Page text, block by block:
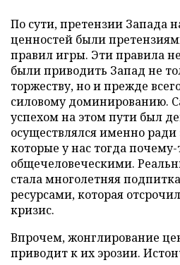
По сути, претензии Запада
ценностей были
правил игры. Эти правила
были приводить Запад не
торжеству, но и прежде
силовому доминированию.
успехом на этом пути был
осуществлялся именно
которые у нас тогда
общечеловеческими.
стала многолетняя
ресурсами, которая
кризис.
Впрочем, жонглирование
приводит к их эрозии.